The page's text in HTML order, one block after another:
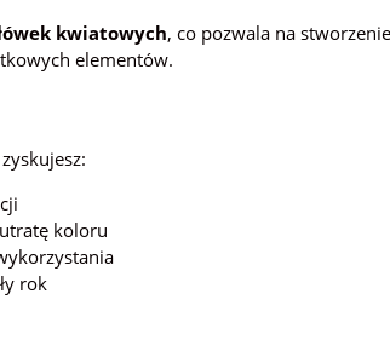
kwiatowych, co pozwala na
elementów.
koloru
rok